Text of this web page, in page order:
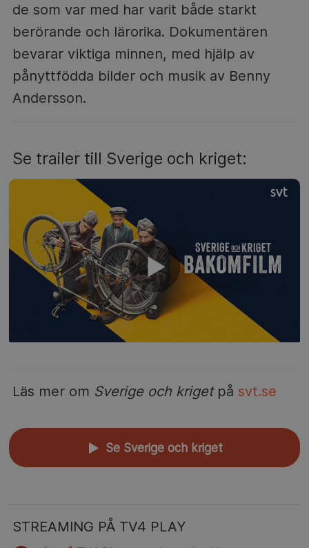
de som var med har varit både starkt
berörande och lärorika. Dokumentären
bevarar viktiga minnen, med hjälp av
pånyttfödda bilder och musik av Benny
Andersson.
Se trailer till Sverige och kriget:
Läs mer om Sverige och krigetpå svt.se
▲ Se Sverige och kriget
STREAMING PÅ TV4 PLAY